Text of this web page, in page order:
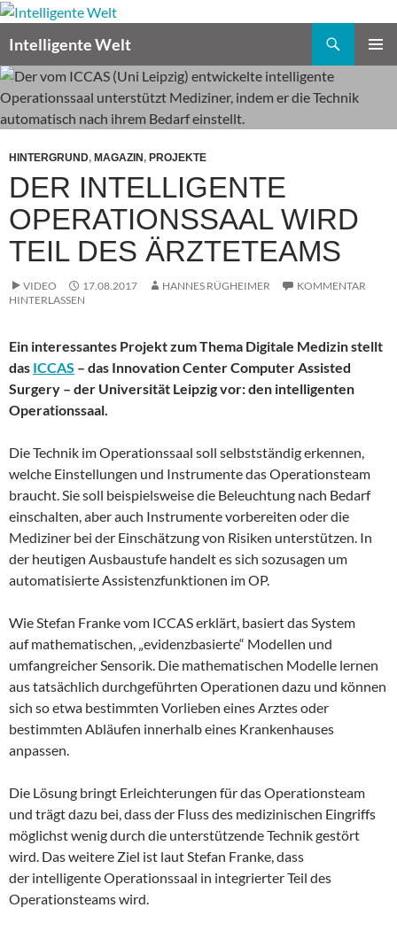
Zum
springen
Intelligente Welt
HINTERGRUND, MAGAZIN , PROJEKTE
DER INTELLIGENTE
OPERATIONSSAAL WIRD
TEIL DES ÄRZTETEAMS
VIDEO 17.08.2017 HANNES RÜGHEIMER
KOMMENTAR
HINTERLASSEN
Ein interessantes Projekt zum Thema Digitale Medizin stellt
das ICCAS – das Innovation Center Computer Assisted
Surgery – der Universität Leipzig vor: den intelligenten
Operationssaal.
Die Technik im Operationssaal soll selbstständig erkennen,
welche Einstellungen und Instrumente das Operationsteam
braucht. Sie soll beispielsweise die Beleuchtung nach Bedarf
einschalten, aber auch Instrumente vorbereiten oder die
Mediziner bei der Einschätzung von Risiken unterstützen. In
der heutigen Ausbaustufe handelt es sich sozusagen um
automatisierte Assistenzfunktionen im OP.
Wie Stefan Franke vom ICCAS erklärt, basiert das System
auf mathematischen, „evidenzbasierte“ Modellen und
umfangreicher Sensorik. Die mathematischen Modelle lernen
aus tatsächlich durchgeführten Operationen dazu und können
sich so etwa bestimmten Vorlieben eines Arztes oder
bestimmten Abläufen innerhalb eines Krankenhauses
anpassen.
Die Lösung bringt Erleichterungen für das Operationsteam
und trägt dazu bei, dass der Fluss des medizinischen Eingriffs
möglichst wenig durch die unterstützende Technik gestört
wird. Das weitere Ziel ist laut Stefan Franke, dass
der intelligente Operationssaal in integrierter Teil des
Operationsteams wird.